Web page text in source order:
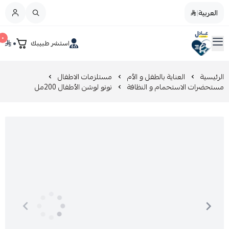
العربية|
صيدليات عادل استشر طبيبك ٠ ٠ القائمة الرئيسية
تخفيضاتالرئيسية العناية بالطفل و الأم مستلزمات الاطفال
مستحضرات الاستحمام و النظافة نونو لوشن الأطفال 200مل